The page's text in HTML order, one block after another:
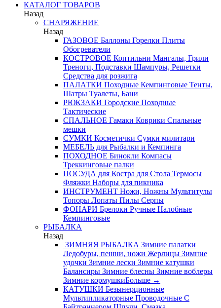
КАТАЛОГ ТОВАРОВ
Назад
СНАРЯЖЕНИЕ
Назад
ГАЗОВОЕ Баллоны Горелки Плиты
Обогреватели
КОСТРОВОЕ Коптильни Мангалы, Грили
Треноги, Подставки Шампуры, Решетки
Средства для розжига
ПАЛАТКИ Походные Кемпинговые Тенты,
Шатры Туалеты, Бани
РЮКЗАКИ Городские Походные
Тактические
СПАЛЬНОЕ Гамаки Коврики Спальные
мешки
СУМКИ Косметички Сумки милитари
МЕБЕЛЬ для Рыбалки и Кемпинга
ПОХОДНОЕ Бинокли Компасы
Треккинговые палки
ПОСУДА для Костра для Стола Термосы
Фляжки Наборы для пикника
ИНСТРУМЕНТ Ножи, Ножны Мультитулы
Топоры Лопаты Пилы Серпы
ФОНАРИ Брелоки Ручные Налобные
Кемпинговые
РЫБАЛКА
Назад
ЗИМНЯЯ РЫБАЛКА Зимние палатки
Ледобуры, пешни, ножи Жерлицы Зимние
удочки Зимние лески Зимние катушки
Балансиры Зимние блесны Зимние воблеры
Зимние кормушкиБольше →
КАТУШКИ Безынерционные
Мультипликаторные Проводочные С